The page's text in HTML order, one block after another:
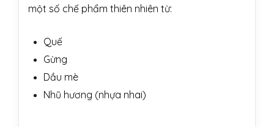
một số chế phẩm thiên nhiên từ:
Quế
Gừng
Dầu mè
Nhũ hương (nhựa nhai)